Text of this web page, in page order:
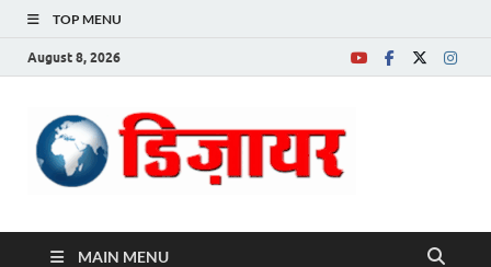
TOP MENU
August 8, 2026
MAIN MENU